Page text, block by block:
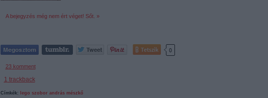
A bejegyzés még nem ért véget! Sőt. »
Tetszik 0
23komment
1 trackback
Címkék: lego szobor andrás mészkő